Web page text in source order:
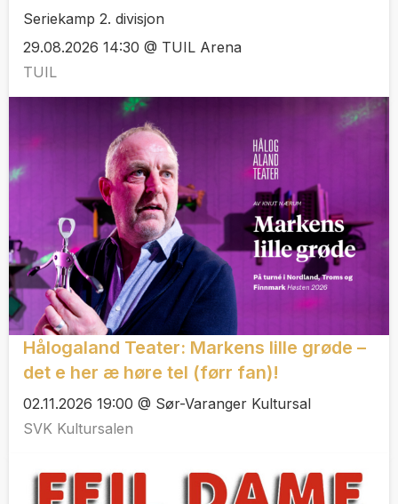
Seriekamp 2. divisjon
29.08.2026 14:30 @ TUIL Arena
TUIL
Hålogaland Teater: Markens lille grøde –
det e her æ høre tel (førr fan)!
02.11.2026 19:00 @ Sør-Varanger Kultursal
SVK Kultursalen